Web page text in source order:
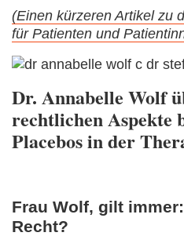
(Einen kürzeren Artikel zu
für Patienten und
Dr. Annabelle Wolf
rechtlichen Aspekte
Placebos in der
Frau Wolf, gilt
Recht?